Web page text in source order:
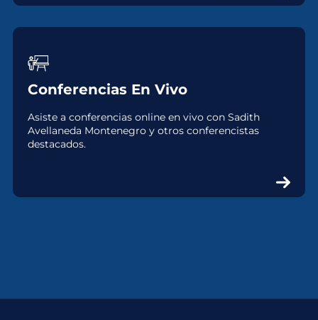
Conferencias En Vivo
Asiste a conferencias online en vivo con Sadith
Avellaneda Montenegro y otros conferencistas
destacados.